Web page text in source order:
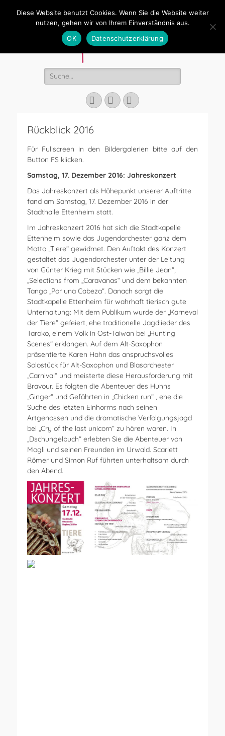
Stadtkapelle
Ettenheim
Suchen
nach:
Facebook
YouTubeInstagram
Rückblick 2016
Für Fullscreen in den Bildergalerien bitte auf den
Button FS klicken.
Samstag, 17. Dezember 2016: Jahreskonzert
Das Jahreskonzert als Höhepunkt unserer Auftritte
fand am Samstag, 17. Dezember 2016 in der
Stadthalle Ettenheim statt.
Im Jahreskonzert 2016 hat sich die Stadtkapelle
Ettenheim sowie das Jugendorchester ganz dem
Motto „Tiere“ gewidmet. Den Auftakt des Konzert
gestaltet das Jugendorchester unter der Leitung
von Günter Krieg mit Stücken wie „Billie Jean“,
„Selections from „Caravanas“ und dem bekannten
Tango „Por una Cabeza“. Danach sorgt die
Stadtkapelle Ettenheim für wahrhaft tierisch gute
Unterhaltung: Mit dem Publikum wurde der „Karneval
der Tiere“ gefeiert, ehe traditionelle Jagdlieder des
Taroko, einem Volk in Ost-Taiwan bei „Hunting
Scenes“ erklangen. Auf dem Alt-Saxophon
präsentierte Karen Hahn das anspruchsvolles
Solostück für Alt-Saxophon und Blasorchester
„Carnival“ und meisterte diese Herausforderung mit
Bravour. Es folgten die Abenteuer des Huhns
„Ginger“ und Gefährten in „Chicken run“ , ehe die
Suche des letzten Einhorrns nach seinen
Artgenossen und die dramatische Verfolgungsjagd
bei „Cry of the last unicorn“ zu hören waren. In
„Dschungelbuch“ erlebten Sie die Abenteuer von
Mogli und seinen Freunden im Urwald. Scarlett
Römer und Simon Ruf führten unterhaltsam durch
den Abend.
Diese Website benutzt Cookies. Wenn Sie die Website weiter
nutzen, gehen wir von Ihrem Einverständnis aus.
OK
Datenschutzerklärung